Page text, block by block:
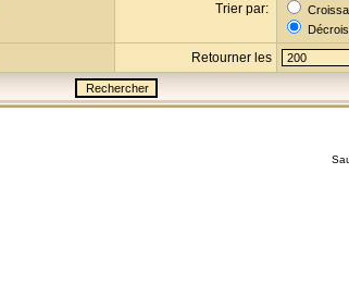
Trier par:
Retourner les